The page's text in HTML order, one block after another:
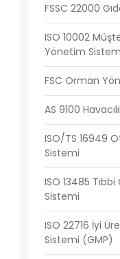
FSSC 22000
ISO 10002
Yönetim
FSC Orman
AS 9100
ISO/TS 16949
Sistemi
ISO 13485
Sistemi
ISO 22716 İyi
Sistemi (GMP)